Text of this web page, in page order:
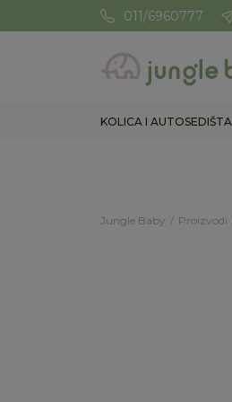
011/6960777
KOLICA I AUTOSEDIŠTA
Jungle Baby Proizvodi